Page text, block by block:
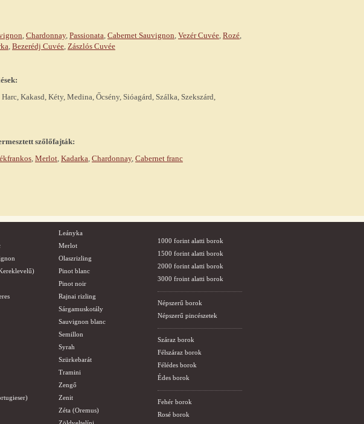
, Chardonnay, Passionata, Cabernet Sauvignon, Vezér Cuvée, Rozé,
, Bezerédj Cuvée, Zászlós Cuvée
Kakasd, Kéty, Medina, Őcsény, Sióagárd, Szálka, Szekszárd,
szőlőfajták:
, Merlot, Kadarka, Chardonnay, Cabernet franc
Leányka
Merlot
Olaszrizling
Pinot blanc
Pinot noir
Rajnai rizling
Sárgamuskotály
Sauvignon blanc
Semillon
Syrah
Szürkebarát
Tramini
Zengő
Zenit
Zéta (Oremus)
1000 forint alatti borok
1500 forint alatti borok
2000 forint alatti borok
3000 froint alatti borok
Népszerű borok
Népszerű pincészetek
Száraz borok
Félszáraz borok
Félédes borok
Édes borok
Fehér borok
Rosé borok